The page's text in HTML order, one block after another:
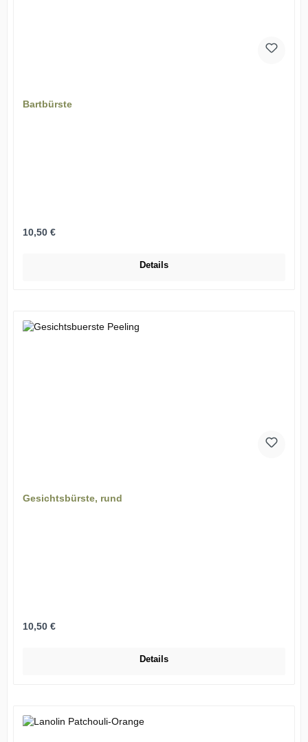
Bartbürste
Regulärer Preis:
10,50 €
Details
Gesichtsbürste, rund
Regulärer Preis:
10,50 €
Details